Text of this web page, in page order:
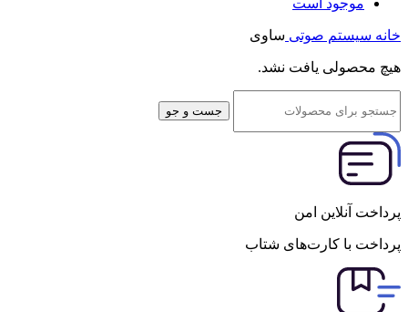
خانه سیستم صوتی ساوی
هیچ محصولی یافت نشد.
جست و جو
پرداخت آنلاین امن
پرداخت با کارت‌های شتاب